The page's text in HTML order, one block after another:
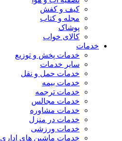
کیف و کفش
مجله و کتاب
پوشاک
کالای خواب
خدمات
خدمات پخش و توزیع
سایر خدمات
خدمات حمل و نقل
خدمات بیمه
خدمات ترجمه
خدمات مجالس
خدمات مشاوره
خدمات در منزل
خدمات ورزشی
خدمات ماشین های اداری